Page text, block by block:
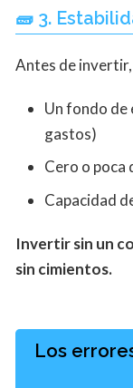
🧱 3.
Antes de
Un fondo de
gastos)
Cero o poca
Capacidad
Invertir sin un
sin cimientos.
Los